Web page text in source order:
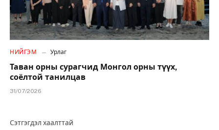
НИЙГЭМ Урлаг
Таван орны сурагчид Монгол орны түүх,
соёлтой танилцав
31/07/2026
Сэтгэгдэл хаалттай